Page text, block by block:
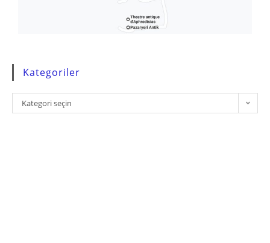
Kategoriler
Kategori seçin